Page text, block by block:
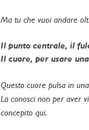
Ma tu che vuoi andare
Il punto centrale, il
Il cuore, per usare
Questo cuore pulsa in
La conosci non per aver
concepito qui.